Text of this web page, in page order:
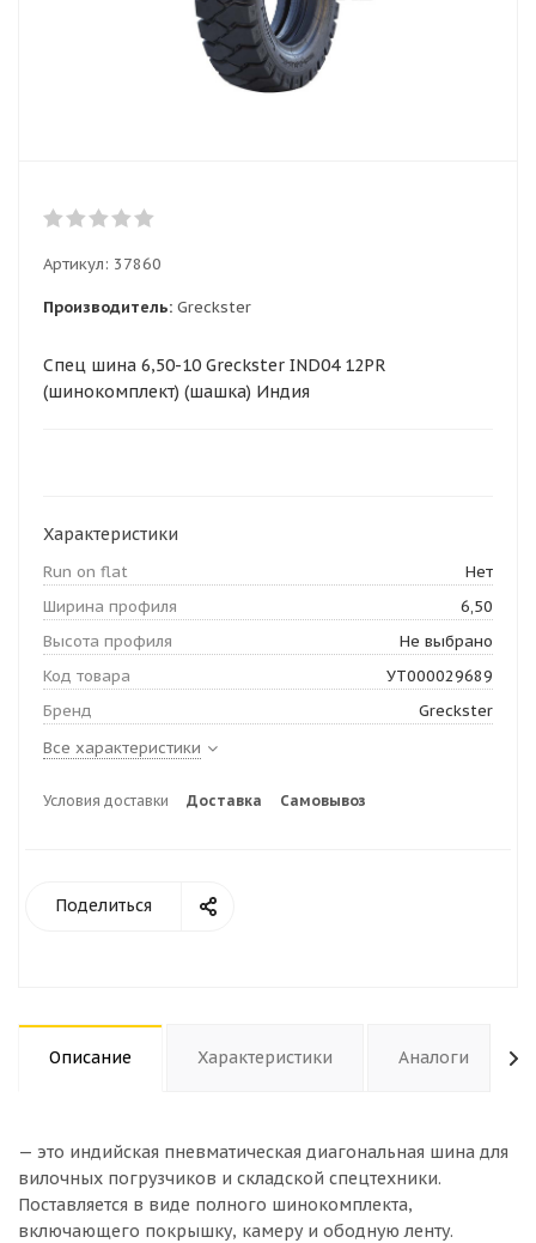
Артикул: 37860
Производитель: Greckster
Спец шина 6,50-10 Greckster IND04 12PR
(шинокомплект) (шашка) Индия
Характеристики
Run on flat
Нет
Ширина профиля
6,50
Высота профиля
Не выбрано
Код товара
УТ000029689
Бренд
Greckster
Все характеристики
Условия доставки Доставка Самовывоз
Поделиться
Описание Характеристики Аналоги
— это индийская пневматическая диагональная шина для
вилочных погрузчиков и складской спецтехники.
Поставляется в виде полного шинокомплекта,
включающего покрышку, камеру и ободную ленту.